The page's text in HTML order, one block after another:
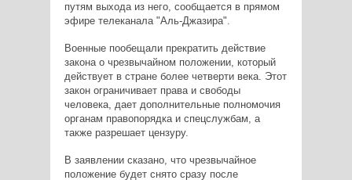
путям выхода из него, сообщается в прямом
эфире телеканала "Аль-Джазира".
Военные пообещали прекратить действие
закона о чрезвычайном положении, который
действует в стране более четверти века. Этот
закон ограничивает права и свободы
человека, дает дополнительные полномочия
органам правопорядка и спецслужбам, а
также разрешает цензуру.
В заявлении сказано, что чрезвычайное
положение будет снято сразу после